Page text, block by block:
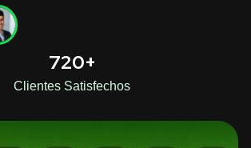
720+
Clientes Satisfechos